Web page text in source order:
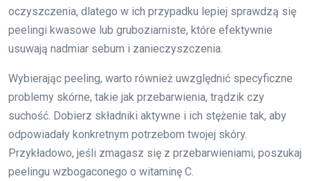
oczyszczenia, dlatego w ich przypadku lepiej sprawdzą się
peelingi kwasowe lub gruboziarniste, które efektywnie
usuwają nadmiar sebum i zanieczyszczenia.
Wybierając peeling, warto również uwzględnić specyficzne
problemy skórne, takie jak przebarwienia, trądzik czy
suchość. Dobierz składniki aktywne i ich stężenie tak, aby
odpowiadały konkretnym potrzebom twojej skóry.
Przykładowo, jeśli zmagasz się z przebarwieniami, poszukaj
peelingu wzbogaconego o witaminę C.